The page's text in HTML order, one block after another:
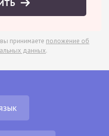
принимаете положение об
данных.